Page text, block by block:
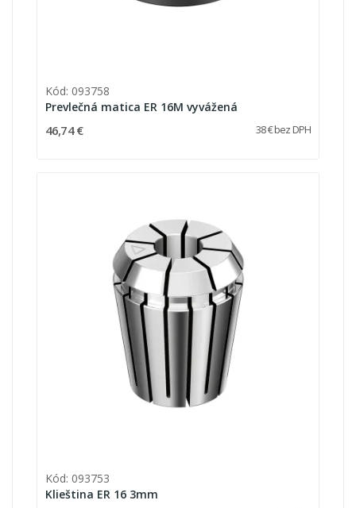
Kód: 093758
Prevlečná matica ER 16M vyvážená
46,74 € 38 € bez DPH
Kód: 093753
Klieština ER 16 3mm